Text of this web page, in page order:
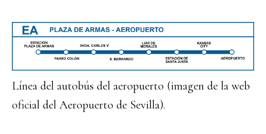
Línea del autobús del aeropuerto (imagen de la web
oficial del Aeropuerto de Sevilla).